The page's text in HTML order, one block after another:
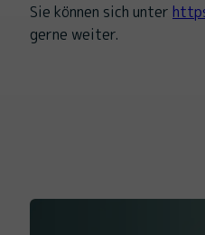
Sie können sich unter
gerne weiter.